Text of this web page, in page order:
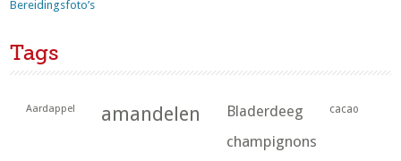
Bereidingsfoto’s
Tags
Aardappel amandelen Bladerdeeg cacao
champignons